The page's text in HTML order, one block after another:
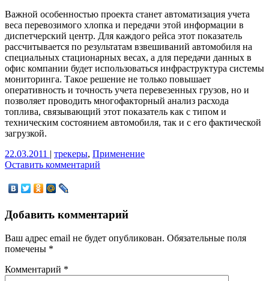
Важной особенностью проекта станет автоматизация учета
веса перевозимого хлопка и передачи этой информации в
диспетчерский центр. Для каждого рейса этот показатель
рассчитывается по результатам взвешиваний автомобиля на
специальных стационарных весах, а для передачи данных в
офис компании будет использоваться инфраструктура системы
мониторинга. Такое решение не только повышает
оперативность и точность учета перевезенных грузов, но и
позволяет проводить многофакторный анализ расхода
топлива, связывающий этот показатель как с типом и
техническим состоянием автомобиля, так и с его фактической
загрузкой.
22.03.2011 | трекеры, Применение
Оставить комментарий
Добавить комментарий
Ваш адрес email не будет опубликован. Обязательные поля
помечены *
Комментарий *